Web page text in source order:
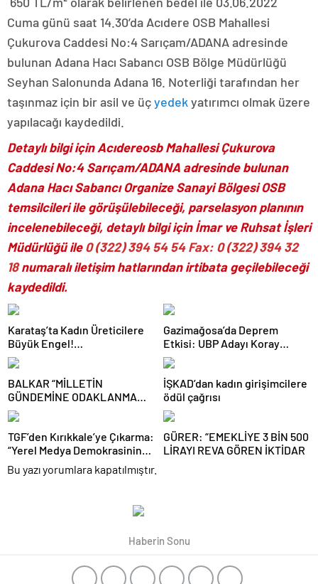
Cuma günü saat 14.30’da Acıdere OSB Mahallesi
Çukurova Caddesi No:4 Sarıçam/ADANA adresinde
bulunan Adana Hacı Sabancı OSB Bölge Müdürlüğü
Seyhan Salonunda Adana 16. Noterliği tarafından her
taşınmaz için bir asil ve üçyedekyatırımcı olmak üzere
yapılacağı kaydedildi.
Detaylıbilgiiçin Acıdereosb Mahallesi Çukurova
Caddesi No:4 Sarıçam/ADANA adresinde bulunan
Adana Hacı Sabancı Organize Sanayi Bölgesi OSB
temsilcileri ile görüşülebileceği, parselasyon planının
incelenebileceği, detaylı bilgi için İmar ve Ruhsat İşleri
Müdürlüğü ile0 (322) 394 54 54 Fax: 0 (322) 394 32
18numaralı iletişim hatlarından irtibata geçilebileceği
kaydedildi.
Karataş’ta Kadın Üreticilere
Büyük Engel!
Cumhurbaşkanlığı
Kararnamesi ve Anayasa Hiçe
Sayıldı!
Gazimağosa’da Deprem
Etkisi: UBP Adayı Koray
Bozkurt İçin Interpol İddiası
Siyaseti Sarstı
BALKAR “MİLLETİN
GÜNDEMİNE ODAKLANMA
ZAMANIDIR”
İŞKAD’dan kadın girişimcilere
ödül çağrısı
TGF’den Kırıkkale’ye Çıkarma:
“Yerel Medya Demokrasinin
Güvencesidir”
GÜRER: “EMEKLİYE 3 BİN 500
LİRAYI REVA GÖREN İKTİDAR
Bu yazı yorumlara kapatılmıştır.
Haberin Sonu